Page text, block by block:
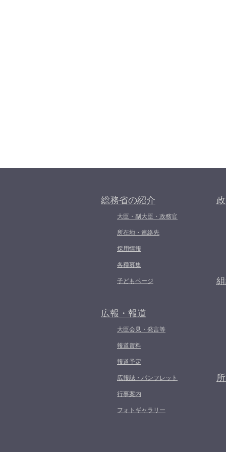
総務省の紹介
大臣・副大臣・政務官
所在地・連絡先
採用情報
各種募集
子どもページ
広報・報道
大臣会見・発言等
報道資料
報道予定
広報誌・パンフレット
行事案内
フォトギャラリー